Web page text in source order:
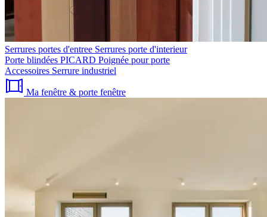
Serrures portes d'entree Serrures porte d'interieur
Porte blindées PICARD Poignée pour porte
Accessoires Serrure industriel
Ma fenêtre & porte fenêtre